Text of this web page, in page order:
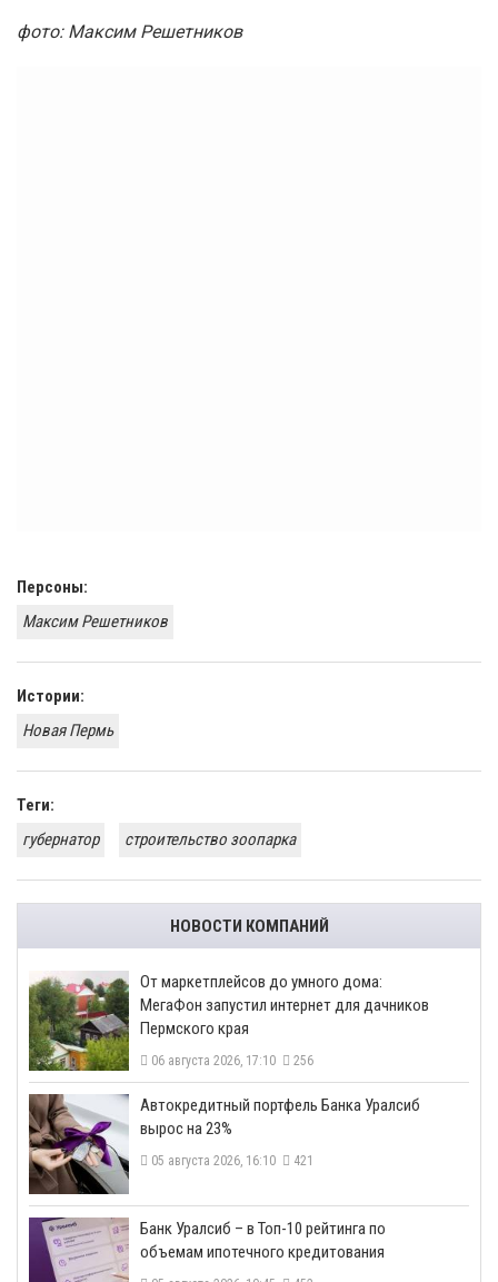
фото: Максим Решетников
Персоны:
Максим Решетников
Истории:
Новая Пермь
Теги:
губернатор
строительство зоопарка
НОВОСТИ КОМПАНИЙ
От маркетплейсов до умного дома:
МегаФон запустил интернет для дачников
Пермского края
06 августа 2026, 17:10 256
​Автокредитный портфель Банка Уралсиб
вырос на 23%
05 августа 2026, 16:10 421
​Банк Уралсиб – в Топ-10 рейтинга по
объемам ипотечного кредитования